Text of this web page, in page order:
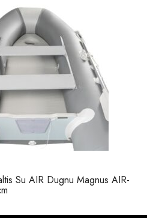
Su AIR Dugnu Magnus AIR-